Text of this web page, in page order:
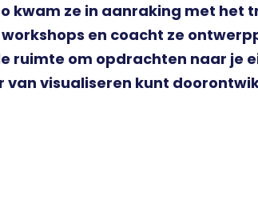
kwam ze in aanraking met het
en coacht ze
ruimte om opdrachten naar je
van visualiseren kunt